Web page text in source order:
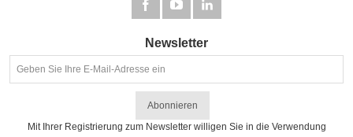
Newsletter
Abonnieren
Mit Ihrer Registrierung zum Newsletter willigen Sie in die Verwendung